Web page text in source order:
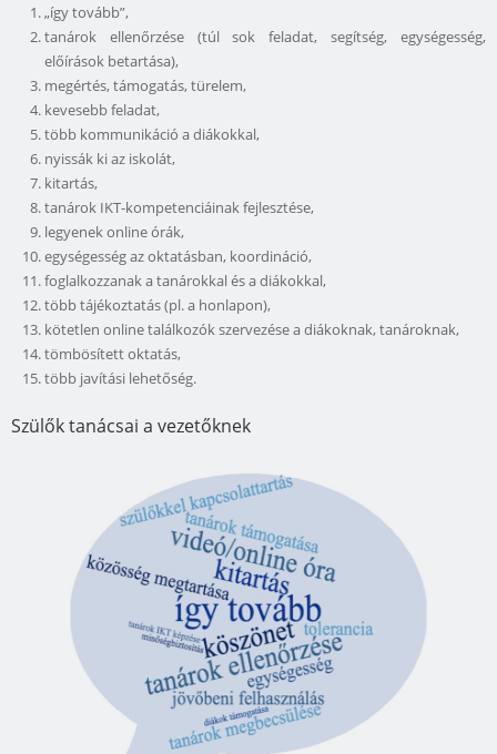
„így tovább”,
tanárok ellenőrzése (túl sok feladat, segítség, egységesség,
előírások betartása),
megértés, támogatás, türelem,
kevesebb feladat,
több kommunikáció a diákokkal,
nyissák ki az iskolát,
kitartás,
tanárok IKT-kompetenciáinak fejlesztése,
legyenek online órák,
egységesség az oktatásban, koordináció,
foglalkozzanak a tanárokkal és a diákokkal,
több tájékoztatás (pl. a honlapon),
kötetlen online találkozók szervezése a diákoknak, tanároknak,
tömbösített oktatás,
több javítási lehetőség.
Szülők tanácsai a vezetőknek